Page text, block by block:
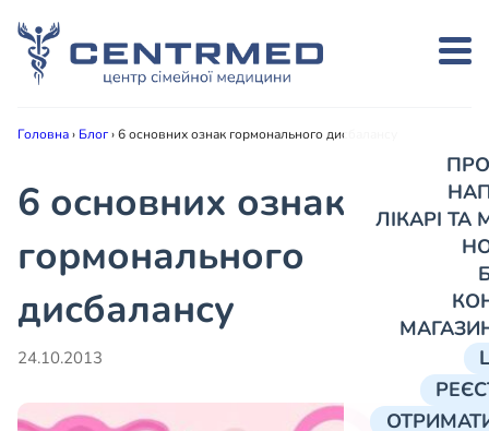
ЛІКАРІ
Головна› Блог›6 основних ознак гормонального дисбалансу
6 основних ознак
гормонального
дисбалансу
24.10.2013